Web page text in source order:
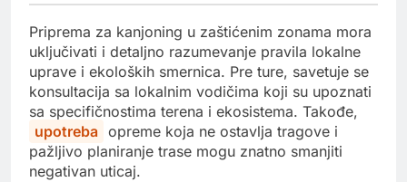
Priprema za kanjoning u zaštićenim zonama mora
uključivati i detaljno razumevanje pravila lokalne
uprave i ekoloških smernica. Pre ture, savetuje se
konsultacija sa lokalnim vodičima koji su upoznati
sa specifičnostima terena i ekosistema. Takođe,
upotreba opreme koja ne ostavlja tragove i
pažljivo planiranje trase mogu znatno smanjiti
negativan uticaj.